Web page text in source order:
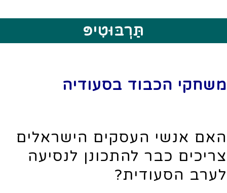
תַּרְבּוּטִיפּ
משחקי הכבוד בסעודיה
האם אנשי העסקים הישראלים
צריכים כבר להתכונן לנסיעה
לערב הסעודית?